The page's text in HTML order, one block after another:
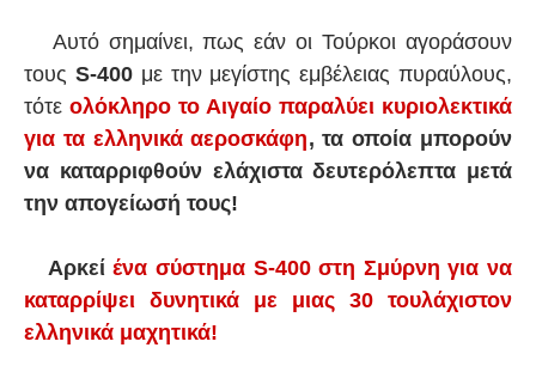
Αυτό σημαίνει, πως εάν οι Τούρκοι αγοράσουν
τους S-400με την μεγίστης εμβέλειας πυραύλους,
τότε ολόκληρο το Αιγαίο παραλύει κυριολεκτικά
για τα ελληνικά αεροσκάφη, τα οποία μπορούν
να καταρριφθούν ελάχιστα δευτερόλεπτα μετά
την απογείωσή τους!
Αρκείένα σύστημα S-400 στη Σμύρνη για να
καταρρίψει δυνητικά με μιας 30 τουλάχιστον
ελληνικά μαχητικά!